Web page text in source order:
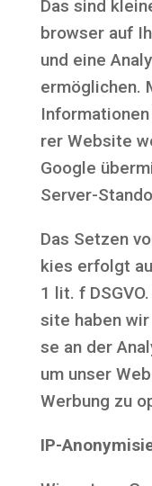
Das sind
brow­ser auf
und eine
ermög­li­chen.
rer Web­site
Goog­le
Ser­ver-
Das Set­zen
kies erfolgt
1 lit. f
site haben
se an der
um unser
Wer­bung zu
IP-